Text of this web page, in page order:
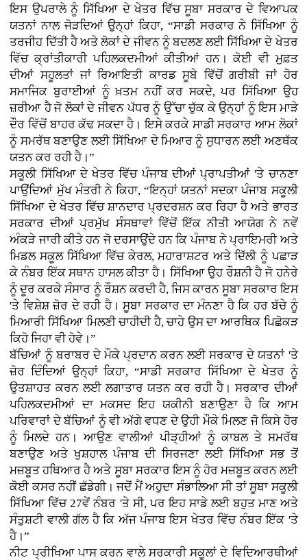
ਇਸ ਉਪਰਾਲੇ ਨੂੰ ਸਿੱਖਿਆ ਦੇ ਖੇਤਰ ਵਿੱਚ ਸੂਬਾ ਸਰਕਾਰ ਦੇ ਵਿਆਪਕ
ਯਤਨਾਂ ਨਾਲ ਜੋੜਦਿਆਂ ਉਨ੍ਹਾਂ ਕਿਹਾ, “ਸਾਡੀ ਸਰਕਾਰ ਨੇ ਸਿੱਖਿਆ ਨੂੰ
ਤਰਜੀਹ ਦਿੱਤੀ ਹੈ ਅਤੇ ਲੋਕਾਂ ਦੇ ਜੀਵਨ ਨੂੰ ਬਦਲਣ ਲਈ ਸਿੱਖਿਆ ਦੇ ਖੇਤਰ
ਵਿੱਚ ਕ੍ਰਾਂਤੀਕਾਰੀ ਪਹਿਲਕਦਮੀਆਂ ਕੀਤੀਆਂ ਹਨ। ਕੋਈ ਵੀ ਮੁਫ਼ਤ
ਦੀਆਂ ਸਹੂਲਤਾਂ ਜਾਂ ਰਿਆਇਤੀ ਕਾਰਡ ਸੂਬੇ ਵਿੱਚੋਂ ਗਰੀਬੀ ਜਾਂ ਹੋਰ
ਸਮਾਜਿਕ ਬੁਰਾਈਆਂ ਨੂੰ ਖ਼ਤਮ ਨਹੀਂ ਕਰ ਸਕਦੇ, ਪਰ ਸਿੱਖਿਆ ਉਹ
ਜ਼ਰੀਆ ਹੈ ਜੋ ਲੋਕਾਂ ਦੇ ਜੀਵਨ ਪੱਧਰ ਨੂੰ ਉੱਚਾ ਚੁੱਕ ਕੇ ਉਨ੍ਹਾਂ ਨੂੰ ਇਸ ਮਾੜੇ
ਦੌਰ ਵਿੱਚੋਂ ਬਾਹਰ ਕੱਢ ਸਕਦਾ ਹੈ। ਇਸੇ ਕਰਕੇ ਸਾਡੀ ਸਰਕਾਰ ਆਮ ਲੋਕਾਂ
ਨੂੰ ਸਮਰੱਥ ਬਣਾਉਣ ਲਈ ਸਿੱਖਿਆ ਦੇ ਮਿਆਰ ਨੂੰ ਸੁਧਾਰਨ ਲਈ ਅਣਥੱਕ
ਯਤਨ ਕਰ ਰਹੀ ਹੈ।”
ਸਕੂਲੀ ਸਿੱਖਿਆ ਦੇ ਖੇਤਰ ਵਿੱਚ ਪੰਜਾਬ ਦੀਆਂ ਪ੍ਰਾਪਤੀਆਂ 'ਤੇ ਚਾਨਣਾ
ਪਾਉਂਦਿਆਂ ਮੁੱਖ ਮੰਤਰੀ ਨੇ ਕਿਹਾ, “ਇਨ੍ਹਾਂ ਯਤਨਾਂ ਸਦਕਾ ਪੰਜਾਬ ਸਕੂਲੀ
ਸਿੱਖਿਆ ਦੇ ਖੇਤਰ ਵਿੱਚ ਸ਼ਾਨਦਾਰ ਪ੍ਰਦਰਸ਼ਨ ਕਰ ਰਿਹਾ ਹੈ ਅਤੇ ਭਾਰਤ
ਸਰਕਾਰ ਦੀਆਂ ਪ੍ਰਮੁੱਖ ਸੰਸਥਾਵਾਂ ਵਿੱਚੋਂ ਇੱਕ ਨੀਤੀ ਆਯੋਗ ਨੇ ਨਵੇਂ
ਅੰਕੜੇ ਜਾਰੀ ਕੀਤੇ ਹਨ ਜੋ ਦਰਸਾਉਂਦੇ ਹਨ ਕਿ ਪੰਜਾਬ ਨੇ ਪ੍ਰਾਇਮਰੀ ਅਤੇ
ਮਿਡਲ ਸਕੂਲ ਸਿੱਖਿਆ ਵਿੱਚ ਕੇਰਲ, ਮਹਾਰਾਸ਼ਟਰ ਅਤੇ ਦਿੱਲੀ ਨੂੰ ਪਛਾੜ
ਕੇ ਨੰਬਰ ਇੱਕ ਸਥਾਨ ਹਾਸਲ ਕੀਤਾ ਹੈ। ਸਿੱਖਿਆ ਉਹ ਰੌਸ਼ਨੀ ਹੈ ਜੋ ਹਨੇਰੇ
ਨੂੰ ਦੂਰ ਕਰਕੇ ਸੰਸਾਰ ਨੂੰ ਰੌਸ਼ਨ ਕਰਦੀ ਹੈ, ਜਿਸ ਕਾਰਨ ਸੂਬਾ ਸਰਕਾਰ ਇਸ
'ਤੇ ਵਿਸ਼ੇਸ਼ ਜ਼ੋਰ ਦੇ ਰਹੀ ਹੈ। ਸੂਬਾ ਸਰਕਾਰ ਦਾ ਮੰਨਣਾ ਹੈ ਕਿ ਹਰ ਬੱਚੇ ਨੂੰ
ਮਿਆਰੀ ਸਿੱਖਿਆ ਮਿਲਣੀ ਚਾਹੀਦੀ ਹੈ, ਚਾਹੇ ਉਸ ਦਾ ਆਰਥਿਕ ਪਿਛੋਕੜ
ਕਿਹੋ ਜਿਹਾ ਵੀ ਹੋਵੇ।”
ਬੱਚਿਆਂ ਨੂੰ ਬਰਾਬਰ ਦੇ ਮੌਕੇ ਪ੍ਰਦਾਨ ਕਰਨ ਲਈ ਸਰਕਾਰ ਦੇ ਯਤਨਾਂ 'ਤੇ
ਜ਼ੋਰ ਦਿੰਦਿਆਂ ਉਨ੍ਹਾਂ ਕਿਹਾ, “ਸਾਡੀ ਸਰਕਾਰ ਸਿੱਖਿਆ ਦੇ ਖੇਤਰ ਨੂੰ
ਉਤਸ਼ਾਹਤ ਕਰਨ ਲਈ ਲਗਾਤਾਰ ਯਤਨ ਕਰ ਰਹੀ ਹੈ। ਸਰਕਾਰ ਦੀਆਂ
ਪਹਿਲਕਦਮੀਆਂ ਦਾ ਮਕਸਦ ਇਹ ਯਕੀਨੀ ਬਣਾਉਣਾ ਹੈ ਕਿ ਆਮ
ਪਰਿਵਾਰਾਂ ਦੇ ਬੱਚਿਆਂ ਨੂੰ ਵੀ ਅੱਗੇ ਵਧਣ ਦੇ ਉਹੀ ਮੌਕੇ ਮਿਲਣ ਜੋ ਕਿਸੇ ਹੋਰ
ਨੂੰ ਮਿਲਦੇ ਹਨ। ਆਉਣ ਵਾਲੀਆਂ ਪੀੜ੍ਹੀਆਂ ਨੂੰ ਕਾਬਲ ਤੇ ਸਮਰੱਥ
ਬਣਾਉਣ ਅਤੇ ਖੁਸ਼ਹਾਲ ਪੰਜਾਬ ਦੀ ਸਿਰਜਣਾ ਲਈ ਸਿੱਖਿਆ ਸਭ ਤੋਂ
ਮਜ਼ਬੂਤ ਹਥਿਆਰ ਹੈ ਅਤੇ ਸੂਬਾ ਸਰਕਾਰ ਇਸ ਨੂੰ ਹੋਰ ਮਜ਼ਬੂਤ ਕਰਨ ਲਈ
ਕੋਈ ਕਸਰ ਨਹੀਂ ਛੱਡੇਗੀ। ਜਦੋਂ ਮੈਂ ਅਹੁਦਾ ਸੰਭਾਲਿਆ ਸੀ ਤਾਂ ਸੂਬਾ ਸਕੂਲੀ
ਸਿੱਖਿਆ ਵਿੱਚ 27ਵੇਂ ਨੰਬਰ 'ਤੇ ਸੀ, ਪਰ ਇਹ ਸਾਡੇ ਲਈ ਬਹੁਤ ਮਾਣ ਅਤੇ
ਸੰਤੁਸ਼ਟੀ ਵਾਲੀ ਗੱਲ ਹੈ ਕਿ ਅੱਜ ਪੰਜਾਬ ਇਸ ਖੇਤਰ ਵਿੱਚ ਨੰਬਰ ਇੱਕ 'ਤੇ
ਹੈ।”
ਨੀਟ ਪ੍ਰੀਖਿਆ ਪਾਸ ਕਰਨ ਵਾਲੇ ਸਰਕਾਰੀ ਸਕੂਲਾਂ ਦੇ ਵਿਦਿਆਰਥੀਆਂ